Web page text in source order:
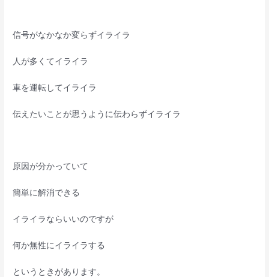
信号がなかなか変らずイライラ
人が多くてイライラ
車を運転してイライラ
伝えたいことが思うように伝わらずイライラ
原因が分かっていて
簡単に解消できる
イライラならいいのですが
何か無性にイライラする
というときがあります。